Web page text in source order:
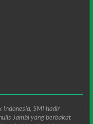
Indonesia, SMI hadir
Jambi yang berbakat